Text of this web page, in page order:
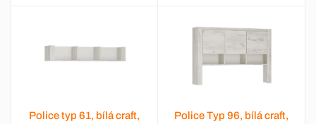
Police typ 61, bílá craft,
Police Typ 96, bílá craft,